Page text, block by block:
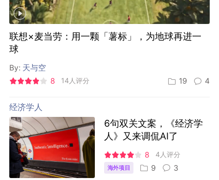
联想×麦当劳：用一颗「薯标」，为地球再进一
球
By: 天与空
8
14人评分 19 4
经济学人
6句双关文案，《经济学
人》又来调侃AI了
8 4人评分
海外项目 9 3